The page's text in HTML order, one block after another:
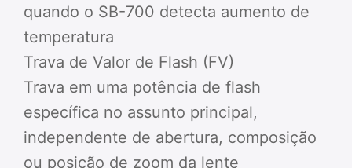
quando o SB-700 detecta aumento de
temperatura
Trava de Valor de Flash (FV)
Trava em uma potência de flash
específica no assunto principal,
independente de abertura, composição
ou posição de zoom da lente